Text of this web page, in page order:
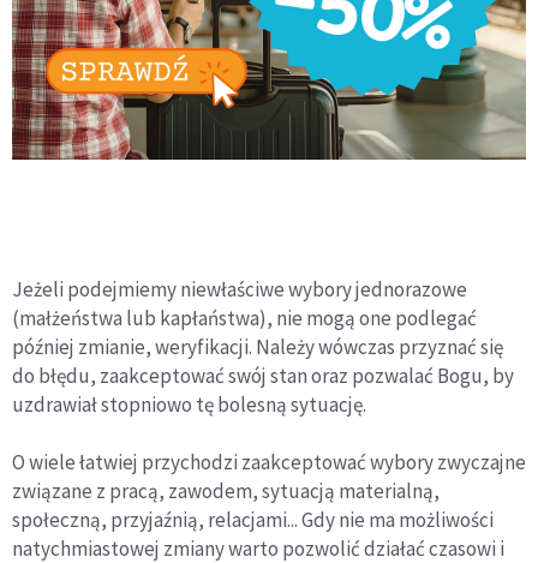
Jeżeli podejmiemy niewłaściwe wybory jednorazowe
(małżeństwa lub kapłaństwa), nie mogą one podlegać
później zmianie, weryfikacji. Należy wówczas przyznać się
do błędu, zaakceptować swój stan oraz pozwalać Bogu, by
uzdrawiał stopniowo tę bolesną sytuację.
O wiele łatwiej przychodzi zaakceptować wybory zwyczajne
związane z pracą, zawodem, sytuacją materialną,
społeczną, przyjaźnią, relacjami... Gdy nie ma możliwości
natychmiastowej zmiany warto pozwolić działać czasowi i